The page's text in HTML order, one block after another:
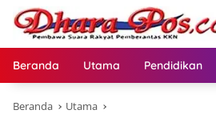
Langsung
konten
Beranda Utama Pendidikan
Beranda Utama